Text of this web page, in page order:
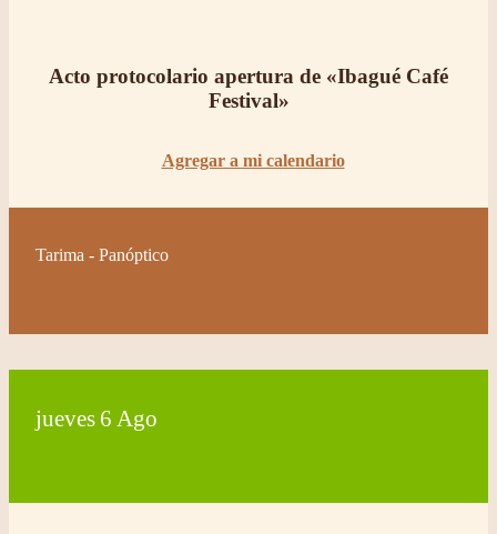
Acto protocolario apertura de «Ibagué Café
Festival»
Agregar a mi calendario
Tarima - Panóptico
jueves 6 Ago